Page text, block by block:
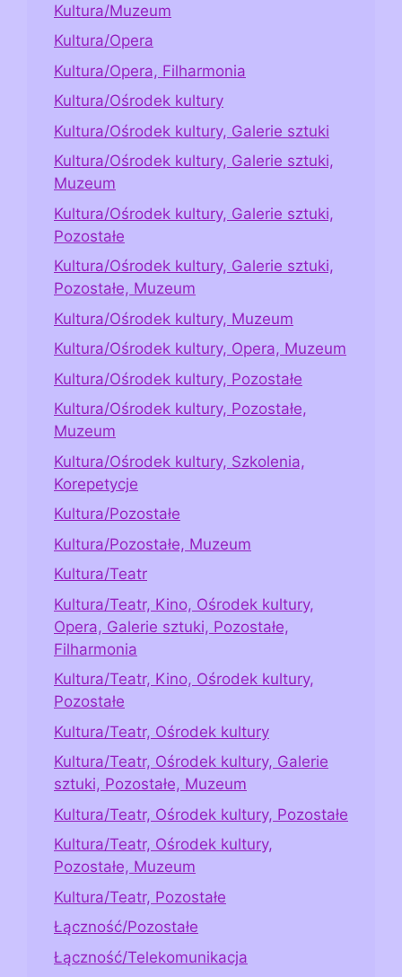
Kultura/Muzeum
Kultura/Opera
Kultura/Opera, Filharmonia
Kultura/Ośrodek kultury
Kultura/Ośrodek kultury, Galerie sztuki
Kultura/Ośrodek kultury, Galerie sztuki,
Muzeum
Kultura/Ośrodek kultury, Galerie sztuki,
Pozostałe
Kultura/Ośrodek kultury, Galerie sztuki,
Pozostałe, Muzeum
Kultura/Ośrodek kultury, Muzeum
Kultura/Ośrodek kultury, Opera, Muzeum
Kultura/Ośrodek kultury, Pozostałe
Kultura/Ośrodek kultury, Pozostałe,
Muzeum
Kultura/Ośrodek kultury, Szkolenia,
Korepetycje
Kultura/Pozostałe
Kultura/Pozostałe, Muzeum
Kultura/Teatr
Kultura/Teatr, Kino, Ośrodek kultury,
Opera, Galerie sztuki, Pozostałe,
Filharmonia
Kultura/Teatr, Kino, Ośrodek kultury,
Pozostałe
Kultura/Teatr, Ośrodek kultury
Kultura/Teatr, Ośrodek kultury, Galerie
sztuki, Pozostałe, Muzeum
Kultura/Teatr, Ośrodek kultury, Pozostałe
Kultura/Teatr, Ośrodek kultury,
Pozostałe, Muzeum
Kultura/Teatr, Pozostałe
Łączność/Pozostałe
Łączność/Telekomunikacja